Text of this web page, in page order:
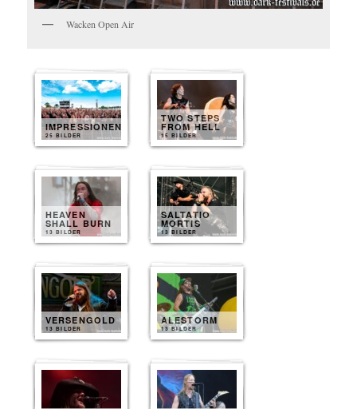
Wacken Open Air
IMPRESSIONEN
25 BILDER
TWO STEPS
FROM HELL
15 BILDER
HEAVEN
SHALL BURN
13 BILDER
SALTATIO
MORTIS
13 BILDER
VERSENGOLD
13 BILDER
ALESTORM
13 BILDER